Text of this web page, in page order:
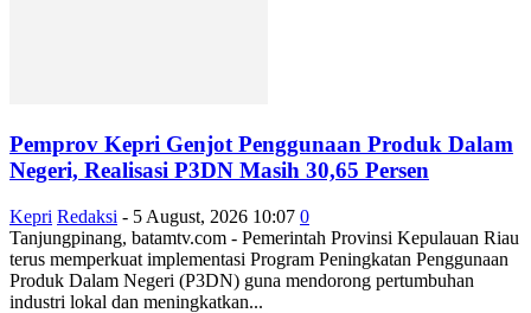
Pemprov Kepri Genjot Penggunaan Produk Dalam
Negeri, Realisasi P3DN Masih 30,65 Persen
Kepri Redaksi - 5 August, 2026 10:07 0
Tanjungpinang, batamtv.com - Pemerintah Provinsi Kepulauan Riau
terus memperkuat implementasi Program Peningkatan Penggunaan
Produk Dalam Negeri (P3DN) guna mendorong pertumbuhan
industri lokal dan meningkatkan...